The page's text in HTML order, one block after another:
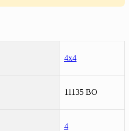
4х4
11135 ВО
4